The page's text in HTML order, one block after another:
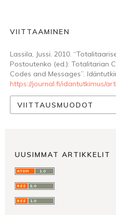
VIITTAAMINEN
Lassila, Jussi. 2010.
Postoutenko (ed.): Totalitarian
Codes and Messages”.
https://journal.fi/idantutkimus/
VIITTAUSMUODOT
UUSIMMAT ARTIKKELIT